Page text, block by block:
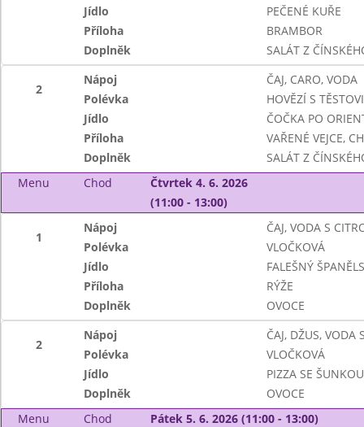
Jídlo
PEČENÉ KUŘE
Příloha
BRAMBOR
Doplněk
SALÁT Z
2
Nápoj
ČAJ, CARO, VODA
Polévka
HOVĚZÍ S
Jídlo
ČOČKA PO
Příloha
VAŘENÉ VEJCE,
Doplněk
SALÁT Z
Menu
Chod
Čtvrtek 4. 6. 2026
(11:00 - 13:00)
1
Nápoj
ČAJ, VODA S
Polévka
VLOČKOVÁ
Jídlo
FALEŠNÝ
Příloha
RÝŽE
Doplněk
OVOCE
2
Nápoj
ČAJ, DŽUS, VODA
Polévka
VLOČKOVÁ
Jídlo
PIZZA SE
Doplněk
OVOCE
Menu
Chod Pátek 5. 6. 2026 (11:00 - 13:00)